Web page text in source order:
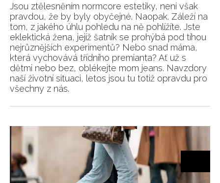
Jsou ztělesněním normcore estetiky, není však
pravdou, že by byly obyčejné. Naopak. Záleží na
tom, z jakého úhlu pohledu na ně pohlížíte. Jste
eklektická žena, jejíž šatník se prohýbá pod tíhou
nejrůznějších experimentů? Nebo snad máma,
která vychovává třídního premianta? Ať už s
dětmi nebo bez, oblékejte mom jeans. Navzdory
naší životní situaci, letos jsou tu totiž opravdu pro
všechny z nás.